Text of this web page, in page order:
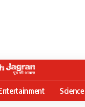
Science